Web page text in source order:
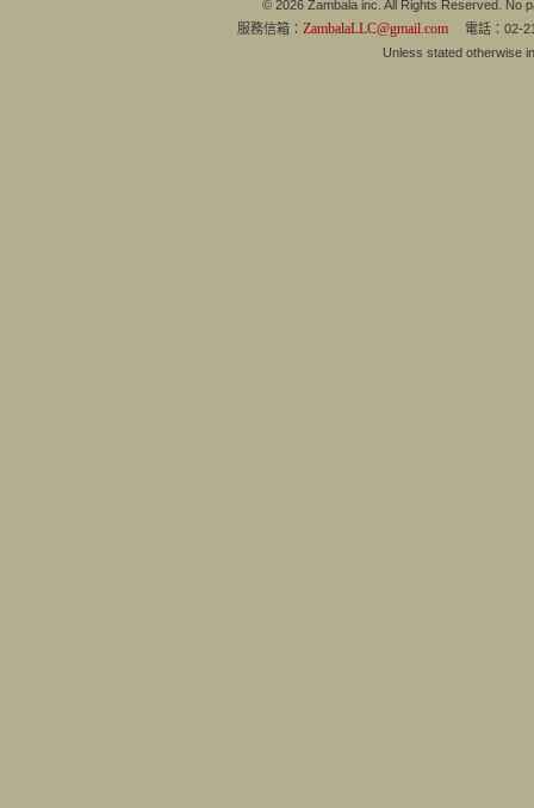
© 2026 Zambala inc. All Rights Reserved. No
服務信箱： ZambalaLLC@gmail.com 電話：02-
Unless stated